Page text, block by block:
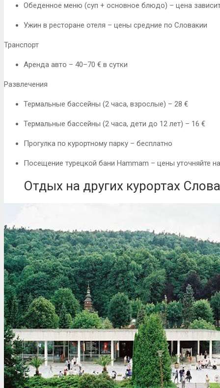
Обеденное меню (суп + основное блюдо) – цена
Ужин в ресторане отеля – цены средние по Словакии
Транспорт
Аренда авто – 40–70 € в сутки
Развлечения
Термальные бассейны (2 часа, взрослые) – 28 €
Термальные бассейны (2 часа, дети до 12 лет) – 16 €
Прогулка по курортному парку – бесплатно
Посещение турецкой бани Hammam – цены уточняйте
Отдых на других курортах